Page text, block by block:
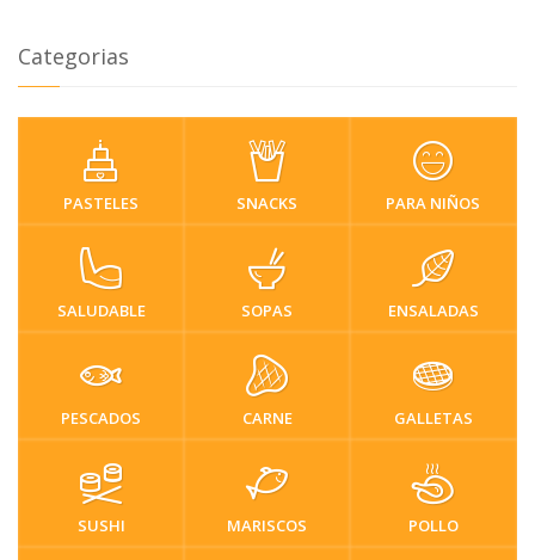
Categorias
PASTELES SNACKS PARA NIÑOS
SALUDABLE SOPAS ENSALADAS
PESCADOS CARNE GALLETAS
SUSHI MARISCOS POLLO